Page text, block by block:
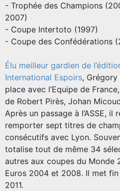
- Trophée des Champions
2007)
- Coupe Intertoto (1997)
- Coupe des Confédérations
Élu meilleur gardien de
International Espoirs,
place avec l’Equipe de
de Robert Pirès, Johan
Après un passage à l’ASSE, il
remporter sept titres de
consécutifs avec Lyon.
totalise tout de même 34
autres aux coupes du Monde
Euros 2004 et 2008. Il met
2011.